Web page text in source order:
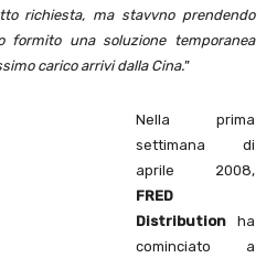
richiesta, ma stavvno prendendo
formito una soluzione temporanea
carico arrivi dalla Cina.”
Nella prima
settimana di
aprile 2008,
FRED
Distribution ha
cominciato a